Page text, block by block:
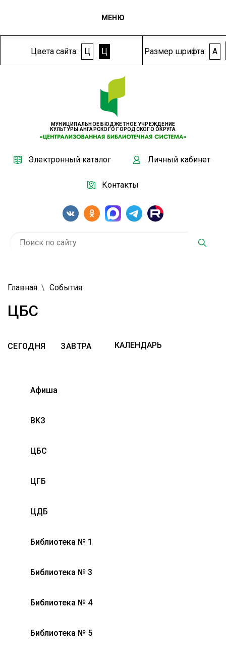
Цвета сайта: Ц Ц Размер шрифта: A
МУНИЦИПАЛЬНОЕ БЮДЖЕТНОЕ УЧРЕЖДЕНИЕ
КУЛЬТУРЫ АНГАРСКОГО ГОРОДСКОГО ОКРУГА
Электронный каталог Личный кабинет
Контакты
МЕНЮ
Главная События
ЦБС
СЕГОДНЯ ЗАВТРА
Афиша
ВКЗ
ЦБС
ЦГБ
ЦДБ
Библиотека № 1
Библиотека № 3
Библиотека № 4
Библиотека № 5